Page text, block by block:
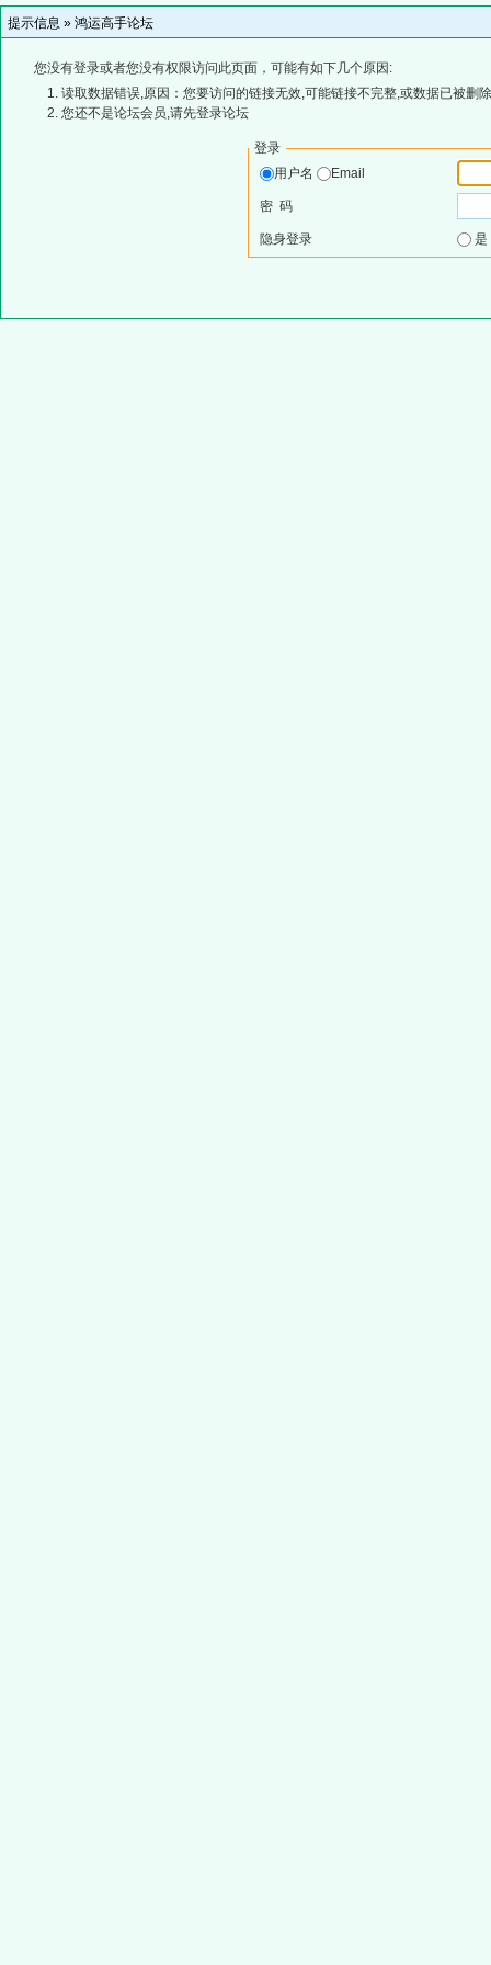
提示信息 » 鸿运高手论坛
您没有登录或者您没有权限访问此页面，可能有如下几个原因:
读取数据错误,原因：您要访问的链接无效,可能链接不完整,或数据已被删
您还不是论坛会员,请先登录论坛
登录
用户名
Email
密 码
隐身登录